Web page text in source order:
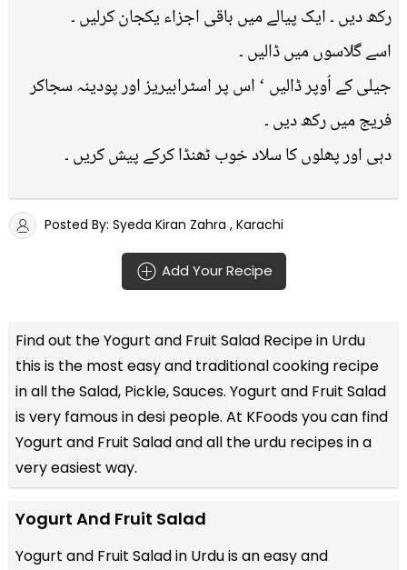
رکھ دیں ۔ ایک پیالے میں باقی اجزاء یکجان کرلیں ۔
اسے گلاسوں میں ڈالیں ۔
جیلی کے اُوپر ڈالیں ‘ اس پر اسٹرابیریز اور پودینہ سجاکر
فریج میں رکھ دیں ۔
دہی اور پھلوں کا سلاد خوب ٹھنڈا کرکے پیش کریں ۔
Posted By: Syeda Kiran Zahra , Karachi
Add Your Recipe
Find out theYogurt and Fruit Salad Recipe in Urdu
this is the most easy and traditional cooking recipe
in all theSalad, Pickle, Sauces. Yogurt and Fruit Salad
is very famous in desi people. At KFoods you can find
Yogurt and Fruit Salad and all theurdu recipesin a
very easiest way.
Yogurt And Fruit Salad
Yogurt and Fruit Salad in Urdu is an easy and